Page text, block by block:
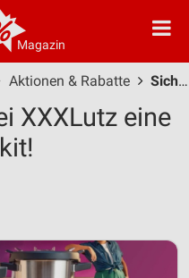
Magazin
Aktionen & Rabatte Sichere dir jetzt bei XXXLutz eine Gratis Bosch Cookit!
XXXLutz eine